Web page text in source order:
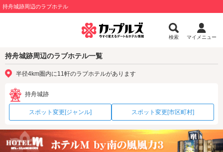
持舟城跡周辺のラブホテル
検索 マイメニュー
持舟城跡周辺のラブホテル一覧
半径4km圏内に11軒のラブホテルがあります
持舟城跡
スポット変更[ジャンル] スポット変更[市区町村]